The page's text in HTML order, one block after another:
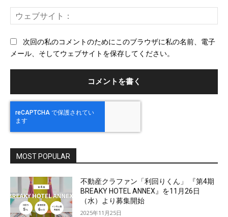
ー
ェ
次回の私のコメントのためにこのブラウザに私の名前、電子
メール、そしてウェブサイトを保存してください。
MOST POPULAR
不動産クラファン「利回りくん」 『第4期
BREAKY HOTEL ANNEX』を11月26日
（水）より募集開始
2025年11月25日